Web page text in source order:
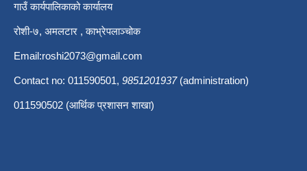
गाउँ कार्यपालिकाको कार्यालय
रोशी-७, अमलटार , काभ्रेपलाञ्चोक
Email:roshi2073@gmail.com
Contact no: 011590501, 9851201937(administration)
011590502 (आर्थिक प्रशासन शाखा)